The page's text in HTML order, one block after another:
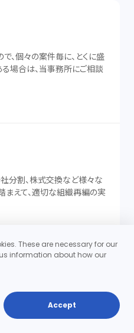
、個々の案件毎に、とくに盛
場合は、当事務所にご相談
分割、株式交換など様々な
まえて、適切な組織再編の実
基づいて、顧問先様のビジ
間で適切なアドバイスを提
These are necessary for our
information about how our
Accept